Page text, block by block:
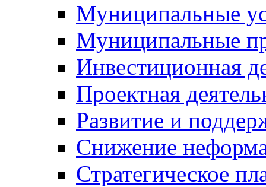
Муниципальные
Муниципальные
Инвестиционная
Проектная
Развитие и
Снижение
Стратегическое